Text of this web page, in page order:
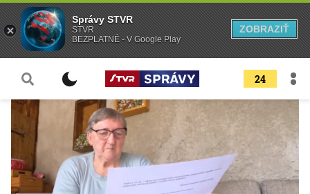
24
Správy STVR
STVR
BEZPLATNÉ - V Google Play
ZOBRAZIŤ